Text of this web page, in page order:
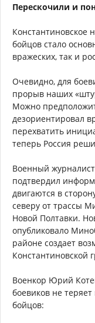
Перескочили и
Константиновское
бойцов стало
вражеских, так и
Очевидно, для
прорыв наших
Можно
дезориентировал
перехватить
теперь Россия
Военный
подтвердил
двигаются в
северу от трассы
Новой Полтавки.
опубликовало
районе создает
Константиновской
Военкор Юрий
боевиков не
бойцов: